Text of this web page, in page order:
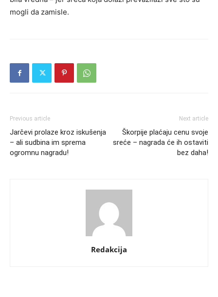
mogli da zamisle.
Previous article
Jarčevi prolaze kroz iskušenja
– ali sudbina im sprema
ogromnu nagradu!
Next article
Škorpije plaćaju cenu svoje
sreće – nagrada će ih ostaviti
bez daha!
Redakcija